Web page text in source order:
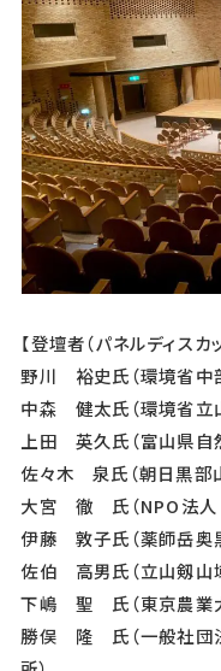
【登壇者（パネルディスカッ
野川 裕史氏（環境省中
中森 健太氏（環境省立
上田 英久氏（富山県自
佐々木 泉氏（朝日黒部
大宮 徹 氏（NPO法人
伊藤 敦子氏（薬師岳奥
佐伯 高男氏（立山剱山
下嶋 聖 氏（東京農業
勝俣 隆 氏（一般社団